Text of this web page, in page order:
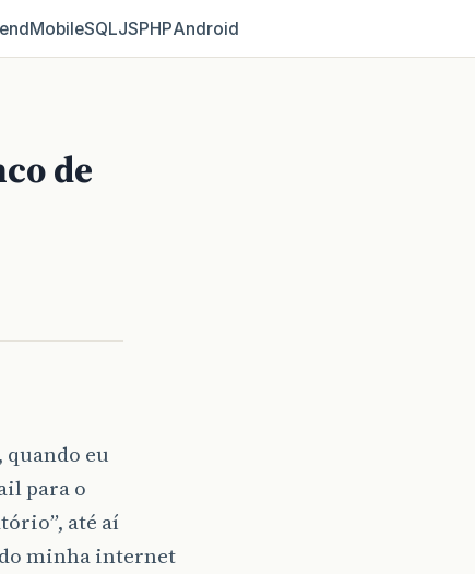
MobileSQLJSPHPAndroid
de
eu
para o
até aí
minha internet